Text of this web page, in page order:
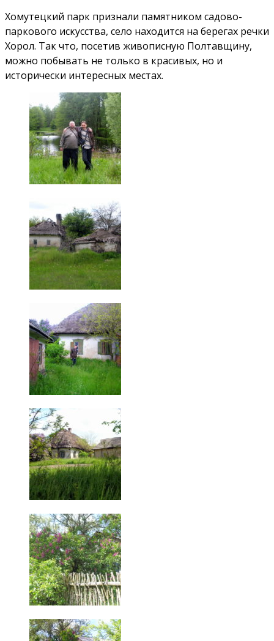
Хомутецкий парк признали памятником садово-
паркового искусства, село находится на берегах речки
Хорол. Так что, посетив живописную Полтавщину,
можно побывать не только в красивых, но и
исторически интересных местах.